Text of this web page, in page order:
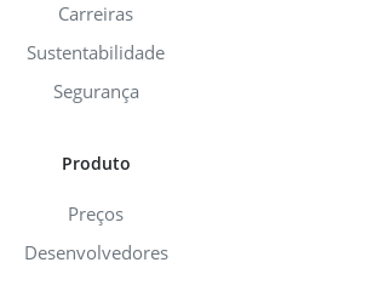
Carreiras
Sustentabilidade
Segurança
Produto
Preços
Desenvolvedores